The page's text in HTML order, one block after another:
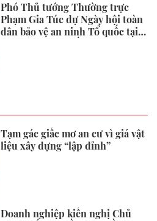
Phó Thủ tướng Thường trực
Phạm Gia Túc dự Ngày hội toàn
dân bảo vệ an ninh Tổ quốc tại
Tạm gác giấc mơ an cư vì giá vật
liệu xây dựng “lập đỉnh”
Doanh nghiệp kiến nghị Chủ